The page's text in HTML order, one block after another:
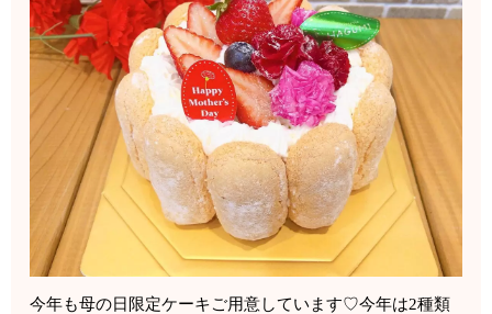
今年も母の日限定ケーキご用意しています♡今年は2種類︎